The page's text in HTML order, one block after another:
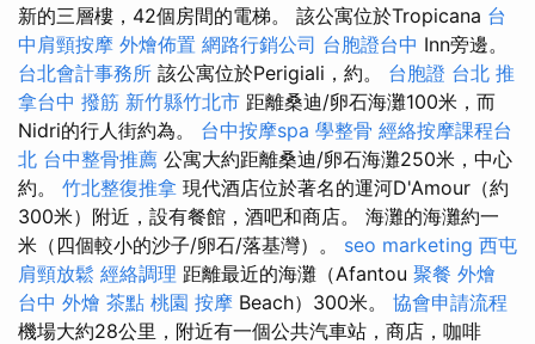
新的三層樓，42個房間的電梯。 該公寓位於Tropicana 台
中肩頸按摩 外燴佈置 網路行銷公司 台胞證台中 Inn旁邊。
台北會計事務所 該公寓位於Perigiali，約。 台胞證 台北 推
拿台中 撥筋 新竹縣竹北市 距離桑迪/卵石海灘100米，而
Nidri的行人街約為。 台中按摩spa 學整骨 經絡按摩課程台
北 台中整骨推薦 公寓大約距離桑迪/卵石海灘250米，中心
約。 竹北整復推拿 現代酒店位於著名的運河D'Amour（約
300米）附近，設有餐館，酒吧和商店。 海灘的海灘約一
米（四個較小的沙子/卵石/落基灣）。 seo marketing 西屯
肩頸放鬆 經絡調理 距離最近的海灘（Afantou 聚餐 外燴
台中 外燴 茶點 桃園 按摩 Beach）300米。 協會申請流程
機場大約28公里，附近有一個公共汽車站，商店，咖啡